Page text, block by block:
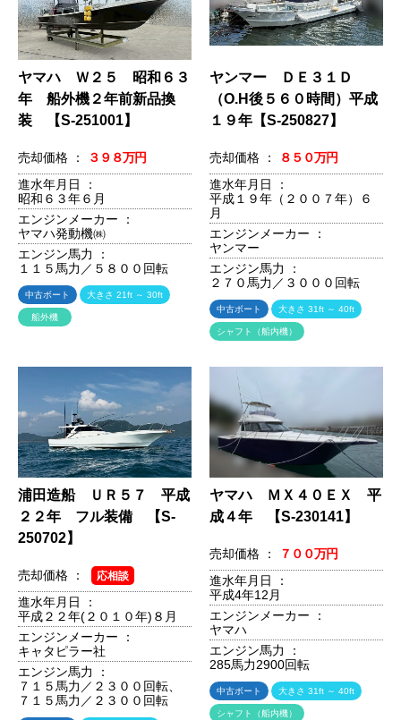
ヤマハ Ｗ２５ 昭和６３
年 船外機２年前新品換
装 【S-251001】
売却価格 ：
３９８万円
進水年月日 ：
昭和６３年６月
エンジンメーカー ：
ヤマハ発動機㈱
エンジン馬力 ：
１１５馬力／５８００回転
中古ボート 大きさ 21ft ～ 30ft
船外機
ヤンマー ＤＥ３１Ｄ
（O.H後５６０時間）平成
１９年【S-250827】
売却価格 ：
８５０万円
進水年月日 ：
平成１９年（２００７年）６
月
エンジンメーカー ：
ヤンマー
エンジン馬力 ：
２７０馬力／３０００回転
中古ボート 大きさ 31ft ～ 40ft
シャフト（船内機）
浦田造船 ＵＲ５７ 平成
２２年 フル装備 【S-
250702】
売却価格 ： 応相談
進水年月日 ：
平成２２年(２０１０年)８月
エンジンメーカー ：
キャタピラー社
エンジン馬力 ：
７１５馬力／２３００回転、
７１５馬力／２３００回転
ヤマハ ＭＸ４０ＥＸ 平
成４年 【S-230141】
売却価格 ：
７００万円
進水年月日 ：
平成4年12月
エンジンメーカー ：
ヤマハ
エンジン馬力 ：
285馬力2900回転
中古ボート 大きさ 31ft ～ 40ft
シャフト（船内機）